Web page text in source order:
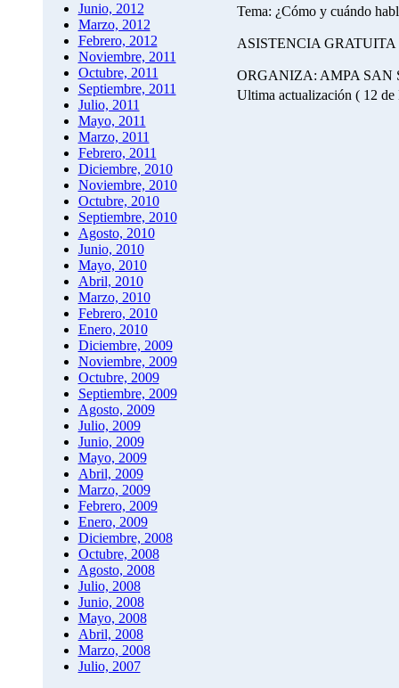
Junio, 2012
Marzo, 2012
Febrero, 2012
Noviembre, 2011
Octubre, 2011
Septiembre, 2011
Julio, 2011
Mayo, 2011
Marzo, 2011
Febrero, 2011
Diciembre, 2010
Noviembre, 2010
Octubre, 2010
Septiembre, 2010
Agosto, 2010
Junio, 2010
Mayo, 2010
Abril, 2010
Marzo, 2010
Febrero, 2010
Enero, 2010
Diciembre, 2009
Noviembre, 2009
Octubre, 2009
Septiembre, 2009
Agosto, 2009
Julio, 2009
Junio, 2009
Mayo, 2009
Abril, 2009
Marzo, 2009
Febrero, 2009
Enero, 2009
Diciembre, 2008
Octubre, 2008
Agosto, 2008
Julio, 2008
Junio, 2008
Mayo, 2008
Abril, 2008
Marzo, 2008
Julio, 2007
Tema: ¿Cómo y cuándo
ASISTENCIA
ORGANIZA: AMPA SAN
Ultima actualización ( 12